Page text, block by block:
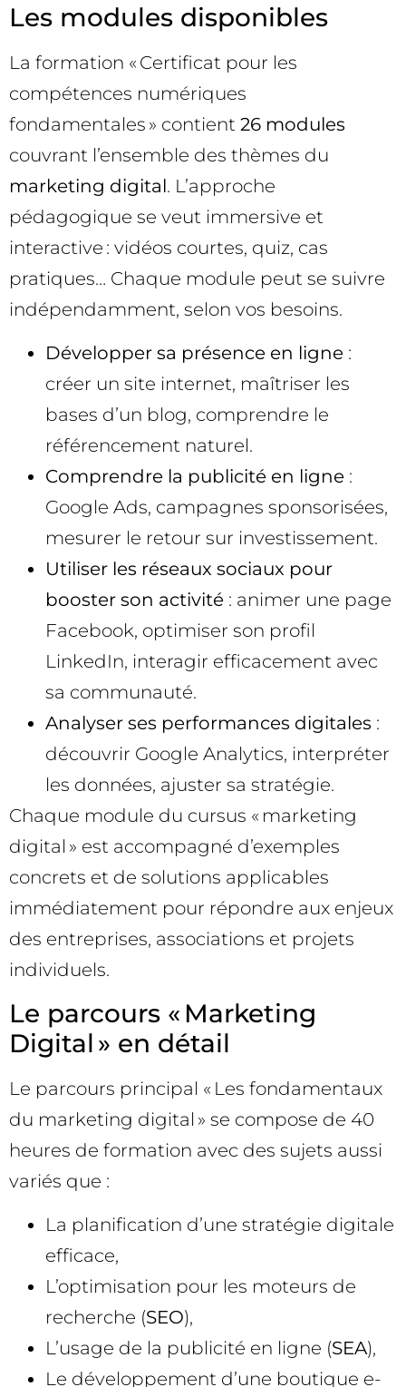
Les modules disponibles
La formation « Certificat pour les
compétences numériques
fondamentales » contient 26 modules
couvrant l’ensemble des thèmes du
marketing digital. L’approche
pédagogique se veut immersive et
interactive : vidéos courtes, quiz, cas
pratiques… Chaque module peut se suivre
indépendamment, selon vos besoins.
Développer sa présence en ligne :
créer un site internet, maîtriser les
bases d’un blog, comprendre le
référencement naturel.
Comprendre la publicité en ligne :
Google Ads, campagnes sponsorisées,
mesurer le retour sur investissement.
Utiliser les réseaux sociaux pour
booster son activité : animer une page
Facebook, optimiser son profil
LinkedIn, interagir efficacement avec
sa communauté.
Analyser ses performances digitales :
découvrir Google Analytics, interpréter
les données, ajuster sa stratégie.
Chaque module du cursus « marketing
digital » est accompagné d’exemples
concrets et de solutions applicables
immédiatement pour répondre aux enjeux
des entreprises, associations et projets
individuels.
Le parcours « Marketing
Digital » en détail
Le parcours principal « Les fondamentaux
du marketing digital » se compose de 40
heures de formation avec des sujets aussi
variés que :
La planification d’une stratégie digitale
efficace,
L’optimisation pour les moteurs de
recherche (SEO),
L’usage de la publicité en ligne (SEA),
Le développement d’une boutique e-